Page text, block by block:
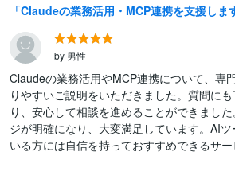
by 男性
Claudeの業務活用やMCP連携について、専
りやすいご説明をいただきました。質問に
り、安心して相談を進めることができまし
ジが明確になり、大変満足しています。AI
いる方には自信を持っておすすめできるサー